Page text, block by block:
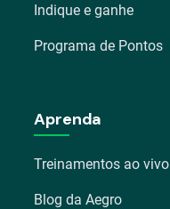
Indique e ganhe
Programa de Pontos
Aprenda
Treinamentos ao vivo
Blog da Aegro